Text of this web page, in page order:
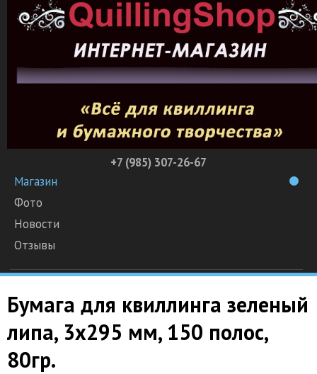
+7 (985) 307-26-67
Магазин
Фото
Новости
Отзывы
Бумага для квиллинга зеленый
липа, 3х295 мм, 150 полос,
80гр.